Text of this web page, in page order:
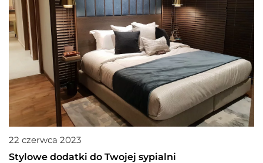
22 czerwca 2023
Stylowe dodatki do Twojej sypialni